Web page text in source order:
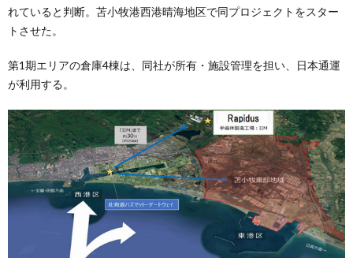
れていると判断。苫小牧港西港晴海地区で同プロジェクトをスター
トさせた。
第1期エリアの倉庫4棟は、同社が所有・施設管理を担い、日本通運
が利用する。